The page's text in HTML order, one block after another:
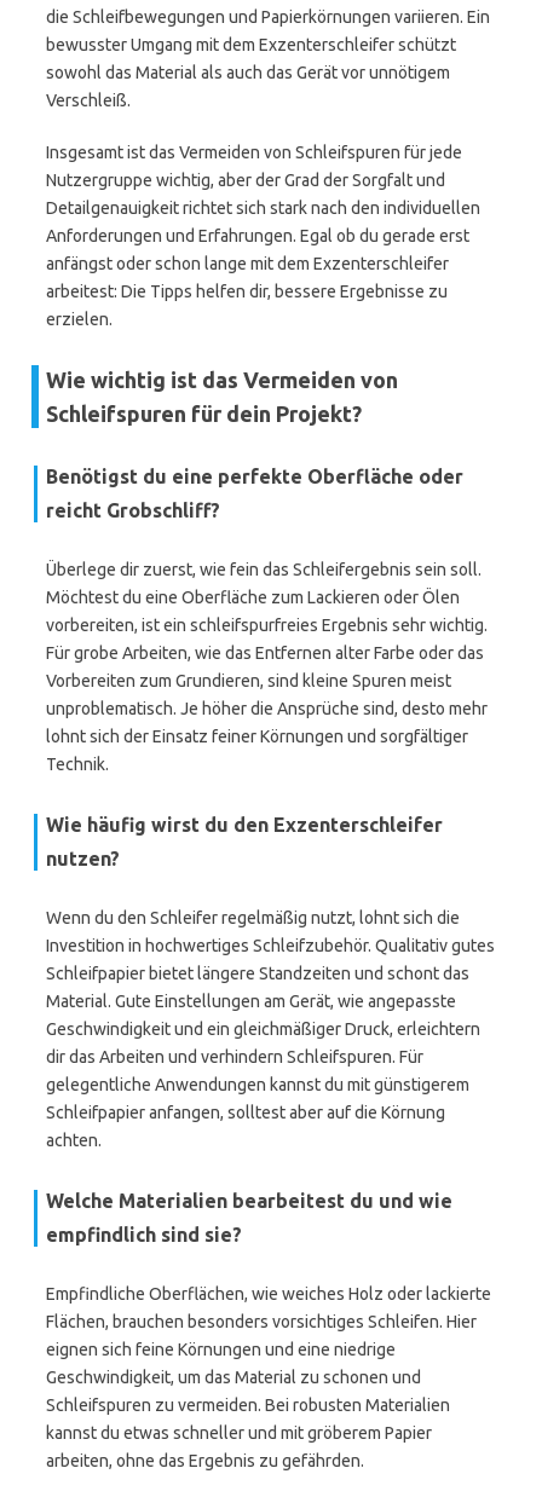
die Schleifbewegungen und Papierkörnungen variieren. Ein
bewusster Umgang mit dem Exzenterschleifer schützt
sowohl das Material als auch das Gerät vor unnötigem
Verschleiß.
Insgesamt ist das Vermeiden von Schleifspuren für jede
Nutzergruppe wichtig, aber der Grad der Sorgfalt und
Detailgenauigkeit richtet sich stark nach den individuellen
Anforderungen und Erfahrungen. Egal ob du gerade erst
anfängst oder schon lange mit dem Exzenterschleifer
arbeitest: Die Tipps helfen dir, bessere Ergebnisse zu
erzielen.
Wie wichtig ist das Vermeiden von
Schleifspuren für dein Projekt?
Benötigst du eine perfekte Oberfläche oder
reicht Grobschliff?
Überlege dir zuerst, wie fein das Schleifergebnis sein soll.
Möchtest du eine Oberfläche zum Lackieren oder Ölen
vorbereiten, ist ein schleifspurfreies Ergebnis sehr wichtig.
Für grobe Arbeiten, wie das Entfernen alter Farbe oder das
Vorbereiten zum Grundieren, sind kleine Spuren meist
unproblematisch. Je höher die Ansprüche sind, desto mehr
lohnt sich der Einsatz feiner Körnungen und sorgfältiger
Technik.
Wie häufig wirst du den Exzenterschleifer
nutzen?
Wenn du den Schleifer regelmäßig nutzt, lohnt sich die
Investition in hochwertiges Schleifzubehör. Qualitativ gutes
Schleifpapier bietet längere Standzeiten und schont das
Material. Gute Einstellungen am Gerät, wie angepasste
Geschwindigkeit und ein gleichmäßiger Druck, erleichtern
dir das Arbeiten und verhindern Schleifspuren. Für
gelegentliche Anwendungen kannst du mit günstigerem
Schleifpapier anfangen, solltest aber auf die Körnung
achten.
Welche Materialien bearbeitest du und wie
empfindlich sind sie?
Empfindliche Oberflächen, wie weiches Holz oder lackierte
Flächen, brauchen besonders vorsichtiges Schleifen. Hier
eignen sich feine Körnungen und eine niedrige
Geschwindigkeit, um das Material zu schonen und
Schleifspuren zu vermeiden. Bei robusten Materialien
kannst du etwas schneller und mit gröberem Papier
arbeiten, ohne das Ergebnis zu gefährden.